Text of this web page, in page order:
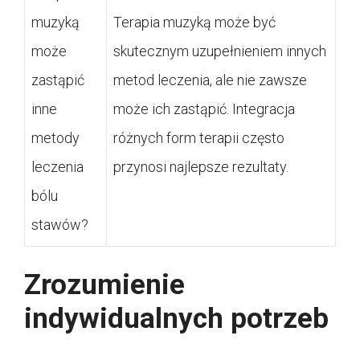
muzyką
może
zastąpić
inne
metody
leczenia
bólu
stawów?
Terapia muzyką może być
skutecznym uzupełnieniem innych
metod leczenia, ale nie zawsze
może ich zastąpić. Integracja
różnych form terapii często
przynosi najlepsze rezultaty.
Zrozumienie
indywidualnych potrzeb